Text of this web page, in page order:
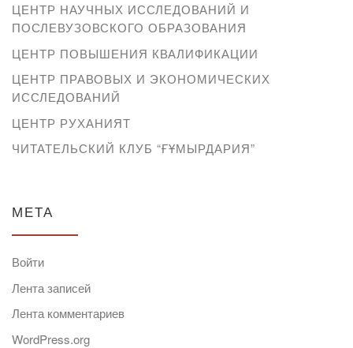
ЦЕНТР НАУЧНЫХ ИССЛЕДОВАНИЙ И
ПОСЛЕВУЗОВСКОГО ОБРАЗОВАНИЯ
ЦЕНТР ПОВЫШЕНИЯ КВАЛИФИКАЦИИ
ЦЕНТР ПРАВОВЫХ И ЭКОНОМИЧЕСКИХ
ИССЛЕДОВАНИЙ
ЦЕНТР РУХАНИЯТ
ЧИТАТЕЛЬСКИЙ КЛУБ “ҒҰМЫРДАРИЯ”
МЕТА
Войти
Лента записей
Лента комментариев
WordPress.org